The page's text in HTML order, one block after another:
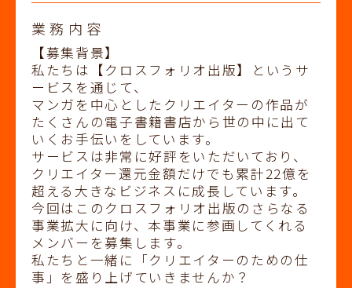
業務内容
【募集背景】
私たちは【クロスフォリオ出版】というサ
ービスを通じて、
マンガを中心としたクリエイターの作品が
たくさんの電子書籍書店から世の中に出て
いくお手伝いをしています。
サービスは非常に好評をいただいており、
クリエイター還元金額だけでも累計22億を
超える大きなビジネスに成長しています。
今回はこのクロスフォリオ出版のさらなる
事業拡大に向け、本事業に参画してくれる
メンバーを募集します。
私たちと一緒に「クリエイターのための仕
事」を盛り上げていきませんか？